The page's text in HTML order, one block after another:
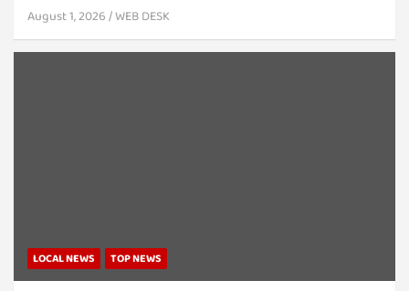
August 1, 2026 WEB DESK
LOCAL NEWS TOP NEWS